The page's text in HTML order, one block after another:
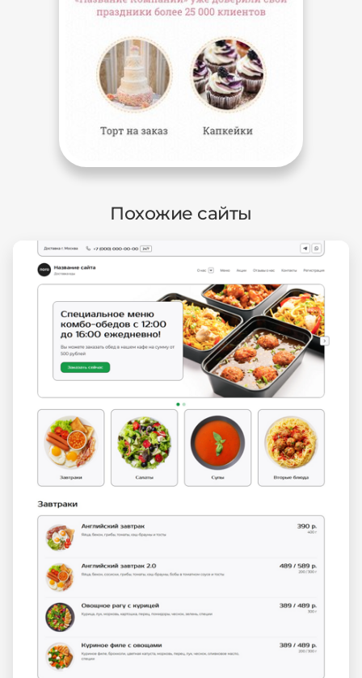
Похожие сайты